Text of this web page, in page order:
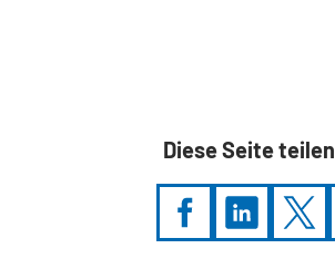
Diese Seite teilen